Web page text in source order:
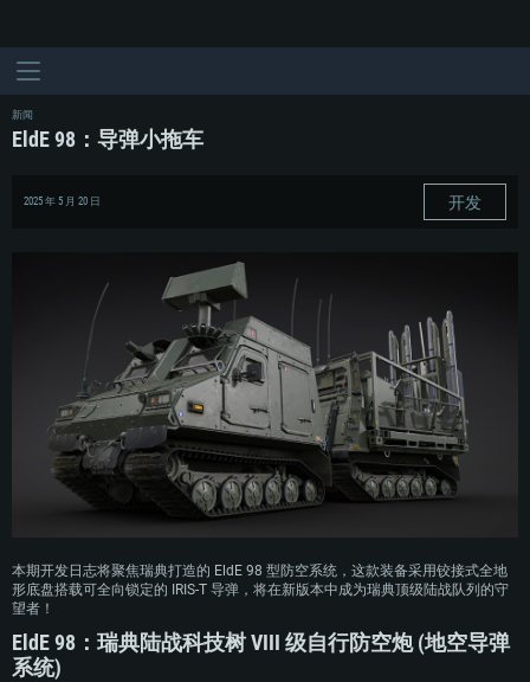
新闻
EldE 98：导弹小拖车
2025 年 5 月 20 日 开发
本期开发日志将聚焦瑞典打造的 EldE 98 型防空系统，这款装备采用铰接式全地
形底盘搭载可全向锁定的 IRIS-T 导弹，将在新版本中成为瑞典顶级陆战队列的守
望者！
EldE 98：瑞典陆战科技树 VIII 级自行防空炮 (地空导弹
系统)